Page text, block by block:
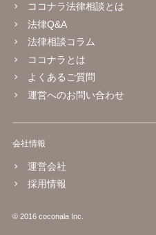
ココナラ法律相談とは
法律Q&A
法律相談コラム
ココナラとは
よくあるご質問
運営へのお問い合わせ
会社情報
運営会社
採用情報
© 2016 coconala Inc.